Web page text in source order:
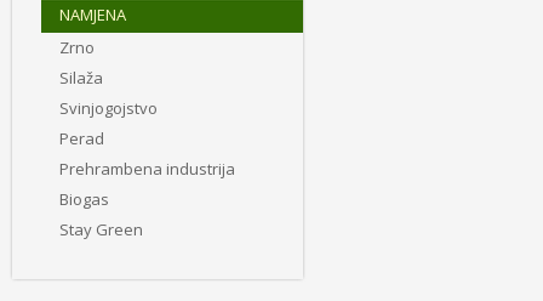
NAMJENA
Zrno
Silaža
Svinjogojstvo
Perad
Prehrambena industrija
Biogas
Stay Green